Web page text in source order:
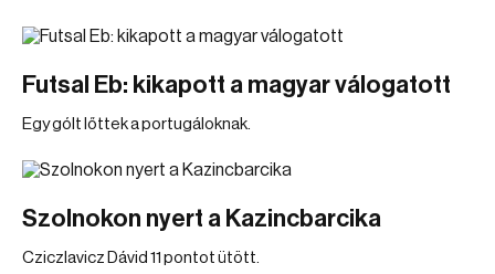
Futsal Eb: kikapott a magyar válogatott
Egy gólt lőttek a portugáloknak.
Szolnokon nyert a Kazincbarcika
Cziczlavicz Dávid 11 pontot ütött.